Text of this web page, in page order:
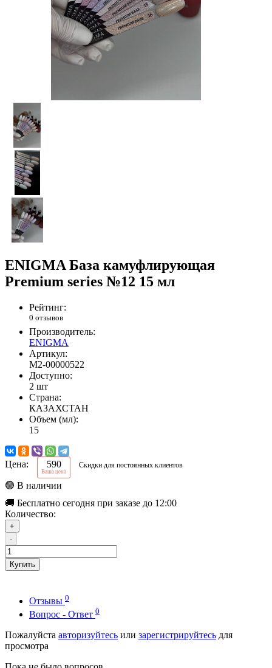
ENIGMA База камуфлирующая
Premium series №12 15 мл
Рейтинг:
0 отзывов
Производитель:
ENIGMA
Артикул:
М2-00000522
Доступно:
2 шт
Страна:
КАЗАХСТАН
Объем (мл):
15
Цена: 590
Ваша цена
Скидки для постоянных клиентов
🟢 В наличии
🚚 Бесплатно сегодня при заказе до 12:00
Количество:
+
-
Купить
Отзывы 0
Вопрос - Ответ 0
Пожалуйста авторизуйтесь или зарегистрируйтесь для
просмотра